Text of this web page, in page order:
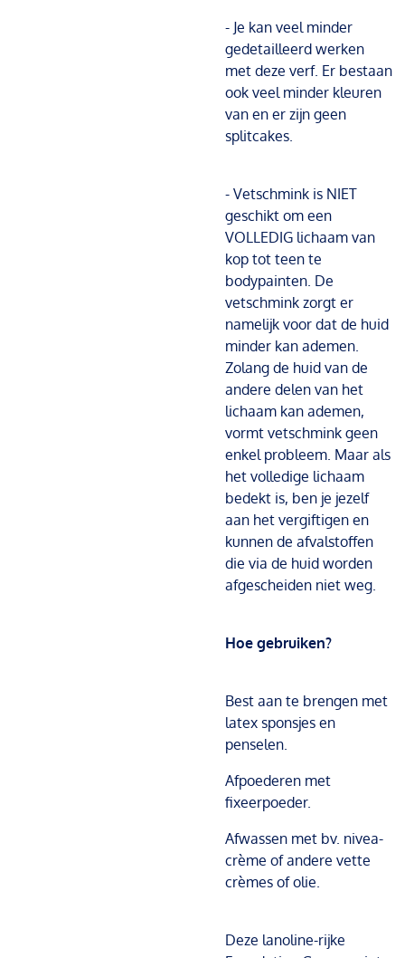
- Je kan veel minder
gedetailleerd werken
met deze verf. Er bestaan
ook veel minder kleuren
van en er zijn geen
splitcakes.
- Vetschmink is NIET
geschikt om een
VOLLEDIG lichaam van
kop tot teen te
bodypainten. De
vetschmink zorgt er
namelijk voor dat de huid
minder kan ademen.
Zolang de huid van de
andere delen van het
lichaam kan ademen,
vormt vetschmink geen
enkel probleem. Maar als
het volledige lichaam
bedekt is, ben je jezelf
aan het vergiftigen en
kunnen de afvalstoffen
die via de huid worden
afgescheiden niet weg.
Hoe gebruiken?
Best aan te brengen met
latex sponsjes en
penselen.
Afpoederen met
fixeerpoeder.
Afwassen met bv. nivea-
crème of andere vette
crèmes of olie.
Deze lanoline-rijke